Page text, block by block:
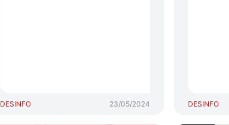
DESINFO 23/05/2024 DESINFO